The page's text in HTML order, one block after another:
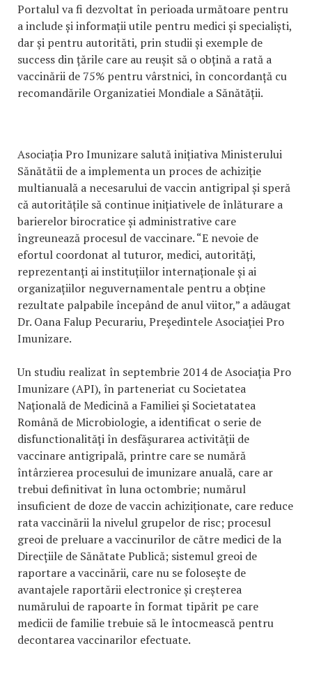
Portalul va fi dezvoltat în perioada următoare pentru
a include și informații utile pentru medici și specialiști,
dar și pentru autorităti, prin studii și exemple de
success din țările care au reușit să o obțină a rată a
vaccinării de 75% pentru vârstnici, în concordanță cu
recomandările Organizatiei Mondiale a Sănătății.
Asociația Pro Imunizare salută inițiativa Ministerului
Sănătătii de a implementa un proces de achiziție
multianuală a necesarului de vaccin antigripal și speră
că autoritățile să continue inițiativele de înlăturare a
barierelor birocratice și administrative care
îngreunează procesul de vaccinare. “E nevoie de
efortul coordonat al tuturor, medici, autorități,
reprezentanți ai instituțiilor internaționale și ai
organizațiilor neguvernamentale pentru a obține
rezultate palpabile începând de anul viitor,” a adăugat
Dr. Oana Falup Pecurariu, Președintele Asociației Pro
Imunizare.
Un studiu realizat în septembrie 2014 de Asociația Pro
Imunizare (API), în parteneriat cu Societatea
Naţională de Medicină a Familiei şi Societatatea
Română de Microbiologie, a identificat o serie de
disfunctionalităţi în desfăşurarea activităţii de
vaccinare antigripală, printre care se numără
întârzierea procesului de imunizare anuală, care ar
trebui definitivat în luna octombrie; numărul
insuficient de doze de vaccin achiziționate, care reduce
rata vaccinării la nivelul grupelor de risc; procesul
greoi de preluare a vaccinurilor de către medici de la
Direcțiile de Sănătate Publică; sistemul greoi de
raportare a vaccinării, care nu se folosește de
avantajele raportării electronice și creșterea
numărului de rapoarte în format tipărit pe care
medicii de familie trebuie să le întocmească pentru
decontarea vaccinarilor efectuate.